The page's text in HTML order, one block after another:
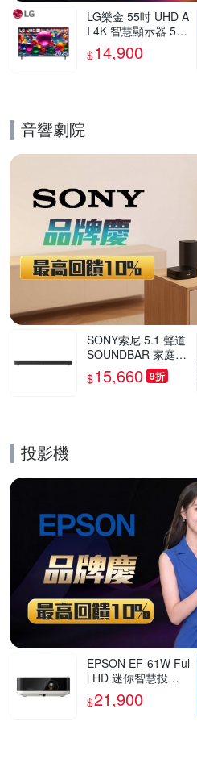
LG樂金 55吋 UHD A
I 4K 智慧顯示器 55
UA7550PTA
$14,900
音響劇院
SONY索尼 5.1 聲道
SOUNDBAR 家庭劇
院組 HT-S60
$15,660 9折
投影機
EPSON EF-61W Ful
l HD 迷你智慧投影
機700流明 古典白
$21,900